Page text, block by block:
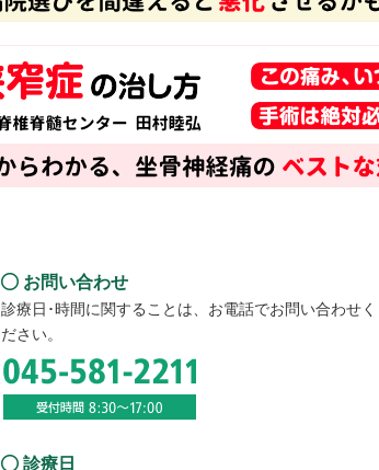
お問い合わせ
診療日･時間に関することは、お電話でお問い合わせく
ださい。
診療日